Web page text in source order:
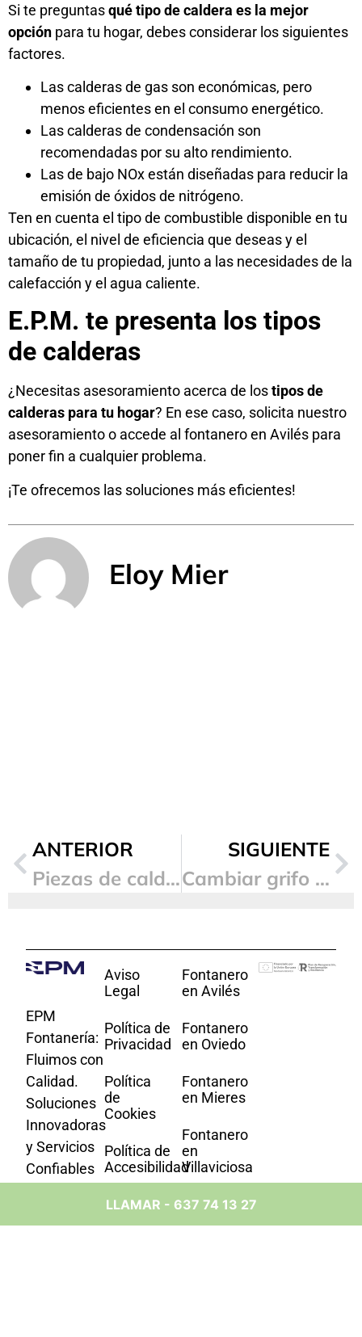
LLAMAR - 637 74 13 27
Si te preguntasqué tipo de caldera es la mejor
opción para tu hogar, debes considerar los siguientes
factores.
Las calderas de gas son económicas, pero
menos eficientes en el consumo energético.
Las calderas de condensación son
recomendadas por su alto rendimiento.
Las de bajo NOx están diseñadas para reducir la
emisión de óxidos de nitrógeno.
Ten en cuenta el tipo de combustible disponible en tu
ubicación, el nivel de eficiencia que deseas y el
tamaño de tu propiedad, junto a las necesidades de la
calefacción y el agua caliente.
E.P.M. te presenta los tipos
de calderas
¿Necesitas asesoramiento acerca de lostipos de
calderas para tu hogar? En ese caso, solicita nuestro
asesoramiento o accede al fontanero en Avilés para
poner fin a cualquier problema.
¡Te ofrecemos las soluciones más eficientes!
Eloy Mier
ANTERIOR
Piezas de caldera ¿Cuáles son las partes de una caldera de gasoil?
SIGUIENTE
Cambiar grifo de cocina
EPM
Fontanería:
Fluimos con
Calidad.
Soluciones
Innovadoras
y Servicios
Confiables
Aviso
Legal
Política de
Privacidad
Política
de
Cookies
Política de
Accesibilidad
Fontanero
en Avilés
Fontanero
en Oviedo
Fontanero
en Mieres
Fontanero
en
Villaviciosa
Fontanero